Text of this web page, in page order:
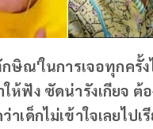
ษิณ'ในการเจอทุกครั้ง
ให้ฟัง ซัดน่ารังเกียจ ต้
เด็กไม่เข้าใจเลยไปเ